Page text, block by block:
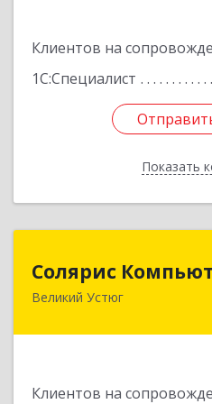
Клиентов на
1С:Специалист
Показать
Солярис
Великий Устюг
Клиентов на
162390,